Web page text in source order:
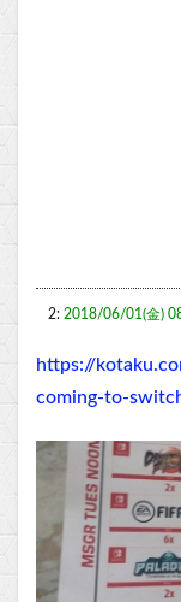
2: 2018/06/01(金)
https://
coming-to-